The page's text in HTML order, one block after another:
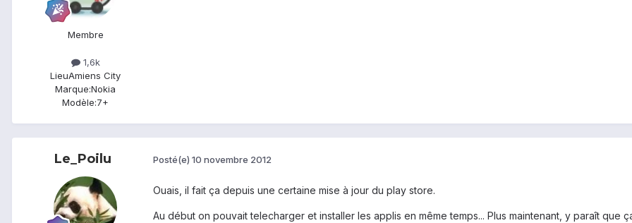
Membre
1,6k
LieuAmiens City
Marque:Nokia
Modèle:7+
Le_Poilu Posté(e) 10 novembre 2012
Ouais, il fait ça depuis une certaine mise à jour du play store.
Au début on pouvait telecharger et installer les applis en même temps... Plus maintenant, y paraît que